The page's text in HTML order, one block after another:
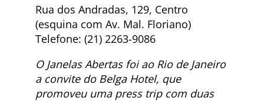
Rua dos Andradas, 129, Centro
(esquina com Av. Mal. Floriano)
Telefone: (21) 2263-9086
O Janelas Abertas foi ao Rio de Janeiro
a convite do Belga Hotel, que
promoveu uma press trip com duas